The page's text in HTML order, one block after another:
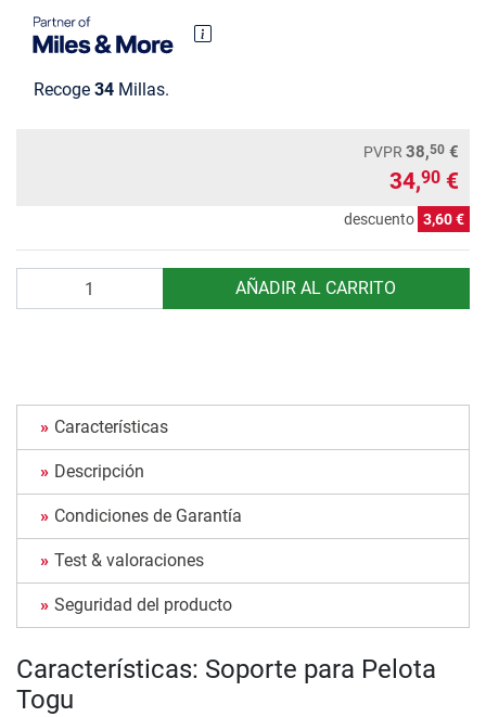
Recoge 34 Millas.
PVPR 38,50 €
34,90 €
descuento 3,60 €
AÑADIR AL CARRITO
Características
Descripción
Condiciones de Garantía
Test & valoraciones
Seguridad del producto
Características: Soporte para Pelota
Togu